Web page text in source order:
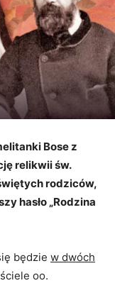
Bose z
relikwii św.
rodziców,
hasło „Rodzina
będzie w dwóch
oo.